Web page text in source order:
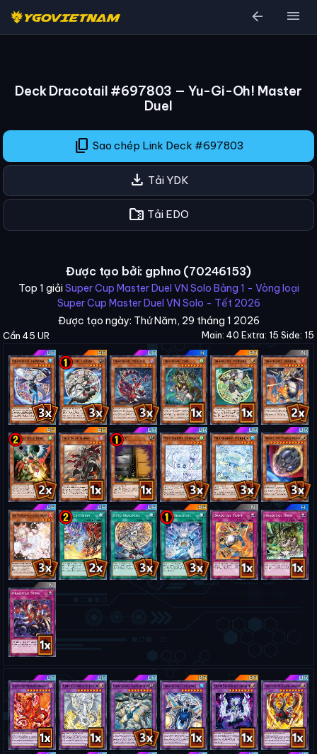
arrow_back menu
Deck Dracotail #697803 — Yu-Gi-Oh! Master
Duel
content_copy Sao chép Link Deck #697803
download Tải YDK
folder_zip Tải EDO
Được tạo bởi: gphno (70246153)
Top 1 giải Super Cup Master Duel VN Solo Bảng 1 - Vòng loại
Super Cup Master Duel VN Solo - Tết 2026
Được tạo ngày: Thứ Năm, 29 tháng 1 2026
Cần 45 UR Main: 40 Extra: 15 Side: 15